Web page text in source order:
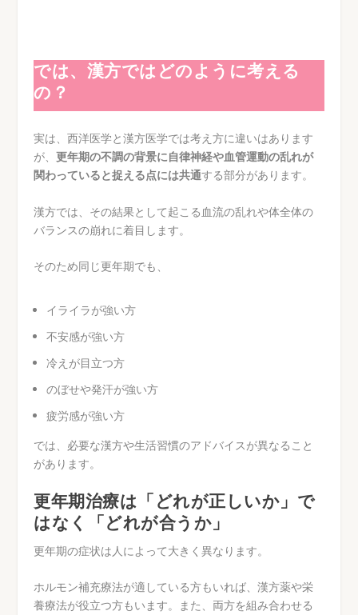
では、漢方ではどのように考える
の？
実は、西洋医学と漢方医学では考え方に違いはあります
が、更年期の不調の背景に自律神経や血管運動の乱れが
関わっていると捉える点には共通する部分があります。
漢方では、その結果として起こる血流の乱れや体全体の
バランスの崩れに着目します。
そのため同じ更年期でも、
イライラが強い方
不安感が強い方
冷えが目立つ方
のぼせや発汗が強い方
疲労感が強い方
では、必要な漢方や生活習慣のアドバイスが異なること
があります。
更年期治療は「どれが正しいか」で
はなく「どれが合うか」
更年期の症状は人によって大きく異なります。
ホルモン補充療法が適している方もいれば、漢方薬や栄
養療法が役立つ方もいます。また、両方を組み合わせる